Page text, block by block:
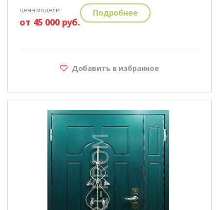
цена модели:
от 45 000 руб.
Подробнее
Добавить в избранное